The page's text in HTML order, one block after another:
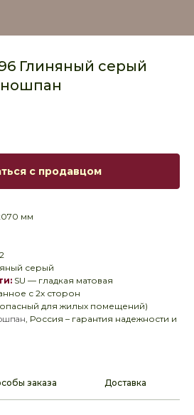
Глиняный серый
с продавцом
мм
серый
SU — гладкая матовая
с 2х сторон
для жилых помещений)
, Россия – гарантия надежности и
заказа Доставка